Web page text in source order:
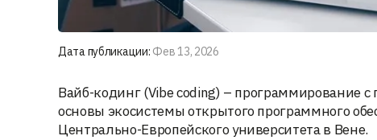
Дата публикации: Фев 13, 2026
Вайб-кодинг (Vibe coding) – программирование
основы экосистемы открытого программного
Центрально-Европейского университета в Вене.